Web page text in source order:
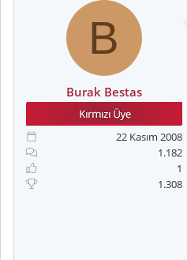
B
Burak Bestas
22 Kasım 2008
1.182
1
1.308